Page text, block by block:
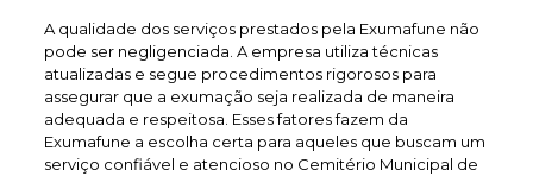
A qualidade dos serviços prestados pela Exumafune não
pode ser negligenciada. A empresa utiliza técnicas
atualizadas e segue procedimentos rigorosos para
assegurar que a exumação seja realizada de maneira
adequada e respeitosa. Esses fatores fazem da
Exumafune a escolha certa para aqueles que buscam um
serviço confiável e atencioso no Cemitério Municipal de